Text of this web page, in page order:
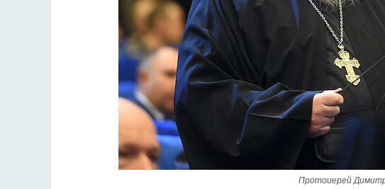
Протоиерей
Разлуки не будет
Фредерика де Грааф Как найти своё
Кирилл